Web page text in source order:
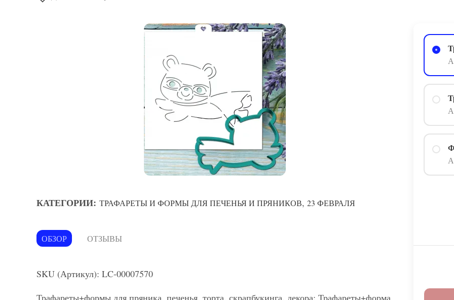
КАТЕГОРИИ: ТРАФАРЕТЫ И ФОРМЫ ДЛЯ ПЕЧЕНЬЯ И ПРЯНИКОВ, 23 ФЕВРАЛЯ
ОБЗОР ОТЗЫВЫ
SKU (Артикул): LC-00007570